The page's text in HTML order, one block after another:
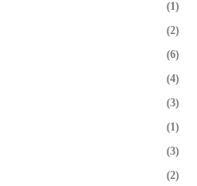
(1)
(2)
(6)
(4)
(3)
(1)
(3)
(2)